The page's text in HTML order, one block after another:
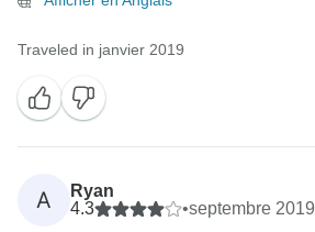
Traveled in janvier 2019
A
Ryan
4.3
•septembre 2019